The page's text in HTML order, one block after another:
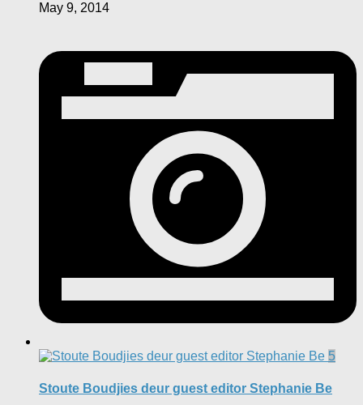
May 9, 2014
5
Stoute Boudjies deur guest editor Stephanie Be